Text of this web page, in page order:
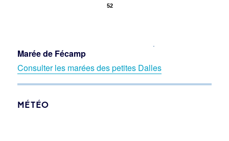
Marée de Fécamp
Consulter les marées des petites Dalles
MÉTÉO